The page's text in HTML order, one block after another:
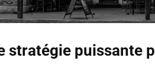
stratégie puissante